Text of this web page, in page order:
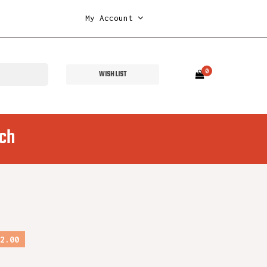
My Account
WISH LIST 0